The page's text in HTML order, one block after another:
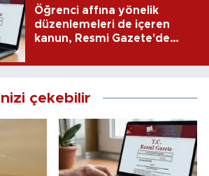
Öğrenci affına yönelik
düzenlemeleri de içeren
kanun, Resmi Gazete'de
çekebilir